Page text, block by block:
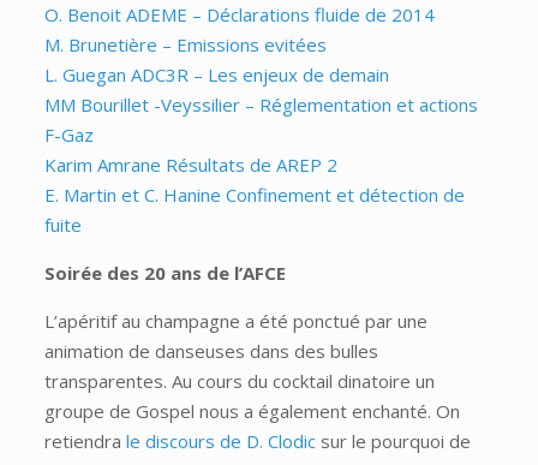
O. Benoit ADEME – Déclarations fluide de 2014
M. Brunetière – Emissions evitées
L. Guegan ADC3R – Les enjeux de demain
MM Bourillet -Veyssilier – Réglementation et actions
F-Gaz
Karim Amrane Résultats de AREP 2
E. Martin et C. Hanine Confinement et détection de
fuite
Soirée des 20 ans de l’AFCE
L’apéritif au champagne a été ponctué par une
animation de danseuses dans des bulles
transparentes. Au cours du cocktail dinatoire un
groupe de Gospel nous a également enchanté. On
retiendra le discours de D. Clodic sur le pourquoi de